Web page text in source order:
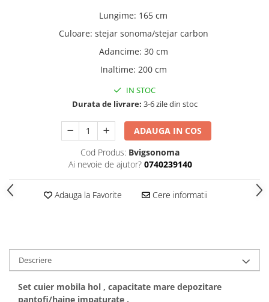
Lungime: 165 cm
Culoare: stejar sonoma/stejar carbon
Adancime: 30 cm
Inaltime: 200 cm
IN STOC
Durata de livrare: 3-6 zile din stoc
ADAUGA IN COS
Cod Produs: Bvigsonoma
Ai nevoie de ajutor? 0740239140
Adauga la Favorite Cere informatii
Descriere
Set cuier mobila hol , capacitate mare depozitare
pantofi/haine impaturate .